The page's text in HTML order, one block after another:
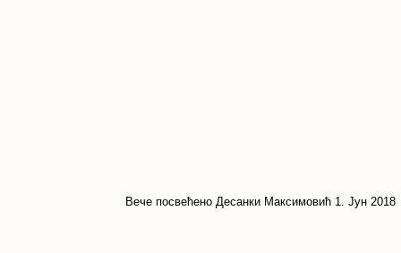
Вече посвећено Десанки Максимовић 1. Јун 2018